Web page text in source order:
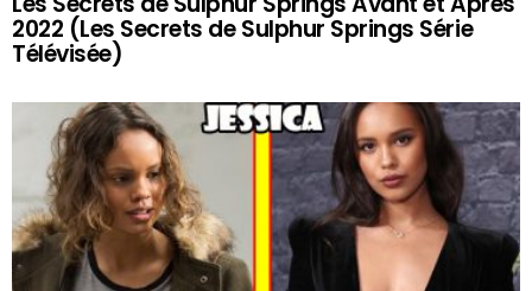
2022 (Les Secrets de Sulphur Springs Série
Télévisée)